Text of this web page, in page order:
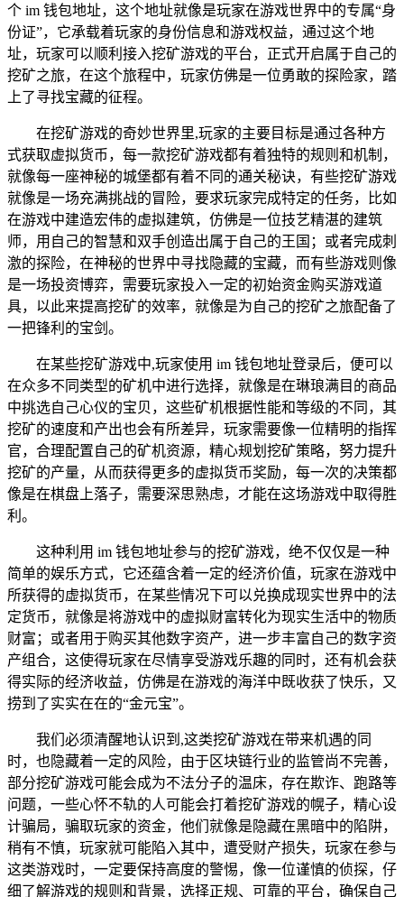
个 im 钱包地址，这个地址就像是玩家在游戏世界中的专属“身
份证”，它承载着玩家的身份信息和游戏权益，通过这个地
址，玩家可以顺利接入挖矿游戏的平台，正式开启属于自己的
挖矿之旅，在这个旅程中，玩家仿佛是一位勇敢的探险家，踏
上了寻找宝藏的征程。
在挖矿游戏的奇妙世界里,玩家的主要目标是通过各种方
式获取虚拟货币，每一款挖矿游戏都有着独特的规则和机制，
就像每一座神秘的城堡都有着不同的通关秘诀，有些挖矿游戏
就像是一场充满挑战的冒险，要求玩家完成特定的任务，比如
在游戏中建造宏伟的虚拟建筑，仿佛是一位技艺精湛的建筑
师，用自己的智慧和双手创造出属于自己的王国；或者完成刺
激的探险，在神秘的世界中寻找隐藏的宝藏，而有些游戏则像
是一场投资博弈，需要玩家投入一定的初始资金购买游戏道
具，以此来提高挖矿的效率，就像是为自己的挖矿之旅配备了
一把锋利的宝剑。
在某些挖矿游戏中,玩家使用 im 钱包地址登录后，便可以
在众多不同类型的矿机中进行选择，就像是在琳琅满目的商品
中挑选自己心仪的宝贝，这些矿机根据性能和等级的不同，其
挖矿的速度和产出也会有所差异，玩家需要像一位精明的指挥
官，合理配置自己的矿机资源，精心规划挖矿策略，努力提升
挖矿的产量，从而获得更多的虚拟货币奖励，每一次的决策都
像是在棋盘上落子，需要深思熟虑，才能在这场游戏中取得胜
利。
这种利用 im 钱包地址参与的挖矿游戏，绝不仅仅是一种
简单的娱乐方式，它还蕴含着一定的经济价值，玩家在游戏中
所获得的虚拟货币，在某些情况下可以兑换成现实世界中的法
定货币，就像是将游戏中的虚拟财富转化为现实生活中的物质
财富；或者用于购买其他数字资产，进一步丰富自己的数字资
产组合，这使得玩家在尽情享受游戏乐趣的同时，还有机会获
得实际的经济收益，仿佛是在游戏的海洋中既收获了快乐，又
捞到了实实在在的“金元宝”。
我们必须清醒地认识到,这类挖矿游戏在带来机遇的同
时，也隐藏着一定的风险，由于区块链行业的监管尚不完善，
部分挖矿游戏可能会成为不法分子的温床，存在欺诈、跑路等
问题，一些心怀不轨的人可能会打着挖矿游戏的幌子，精心设
计骗局，骗取玩家的资金，他们就像是隐藏在黑暗中的陷阱，
稍有不慎，玩家就可能陷入其中，遭受财产损失，玩家在参与
这类游戏时，一定要保持高度的警惕，像一位谨慎的侦探，仔
细了解游戏的规则和背景，选择正规、可靠的平台，确保自己